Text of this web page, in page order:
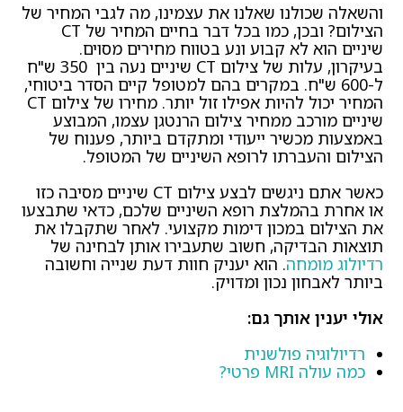
והשאלה שכולנו שאלנו את עצמינו, מה לגבי המחיר של
הצילום? ובכן, כמו בכל דבר בחיים המחיר של CT
שיניים הוא לא קבוע ונע בטווח מחירים מסוים.
בעיקרון, עלות של צילום CT שיניים נעה בין 350 ש"ח
ל-600 ש"ח. במקרים בהם למטופל קיים הסדר ביטוחי,
המחיר יכול להיות אפילו זול יותר. מחירו של צילום CT
שיניים מורכב ממחיר צילום הרנטגן עצמו, המבוצע
באמצעות מכשיר ייעודי ומתקדם ביותר, פענוח של
הצילום והעברתו לרופא השיניים של המטופל.
כאשר אתם ניגשים לבצע צילום CT שיניים מסיבה כזו
או אחרת בהמלצת רופא השיניים שלכם, כדאי שתבצעו
את הצילום במכון דימות מקצועי. לאחר שתקבלו את
תוצאות הבדיקה, חשוב שתעבירו אותן לבחינה של
רדיולוג מומחה. הוא יעניק חוות דעת שנייה וחשובה
ביותר לאבחון נכון ומדויק.
אולי יענין אותך גם:
רדיולוגיה פולשנית
כמה עולה MRI פרטי?